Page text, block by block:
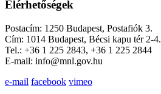
Elérhetőségek
Postacím: 1250 Budapest, Postafiók 3.
Cím: 1014 Budapest, Bécsi kapu tér 2-4.
Tel.: +36 1 225 2843, +36 1 225 2844
E-mail: info@mnl.gov.hu
e-mail facebook vimeo